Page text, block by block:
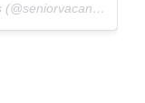
Une photo publiée par Senior Vacances (@seniorvacances) le